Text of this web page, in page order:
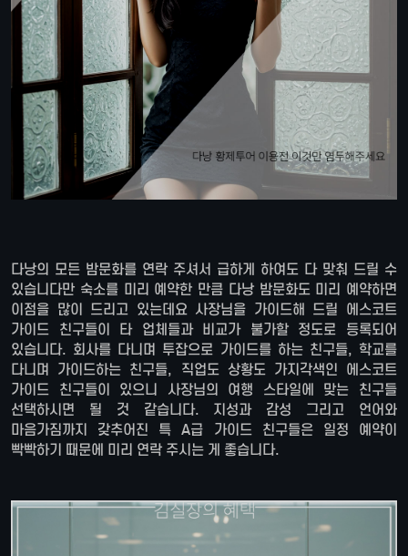
다낭의 모든 밤문화를 연락 주셔서 급하게 하여도 다 맞춰 드릴 수
있습니다만 숙소를 미리 예약한 만큼 다낭 밤문화도 미리 예약하면
이점을 많이 드리고 있는데요 사장님을 가이드해 드릴 에스코트
가이드 친구들이 타 업체들과 비교가 불가할 정도로 등록되어
있습니다. 회사를 다니며 투잡으로 가이드를 하는 친구들, 학교를
다니며 가이드하는 친구들, 직업도 상황도 가지각색인 에스코트
가이드 친구들이 있으니 사장님의 여행 스타일에 맞는 친구들
선택하시면 될 것 같습니다. 지성과 감성 그리고 언어와
마음가짐까지 갖추어진 특 A급 가이드 친구들은 일정 예약이
빡빡하기 때문에 미리 연락 주시는 게 좋습니다.